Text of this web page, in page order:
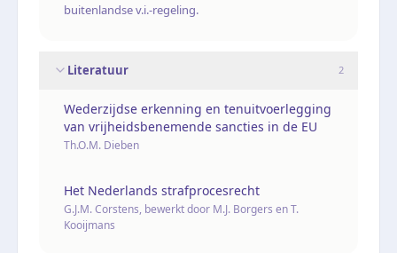
buitenlandse v.i.-regeling.
Literatuur 2
Wederzijdse erkenning en tenuitvoerlegging
van vrijheidsbenemende sancties in de EU
Th.O.M. Dieben
Het Nederlands strafprocesrecht
G.J.M. Corstens, bewerkt door M.J. Borgers en T.
Kooijmans